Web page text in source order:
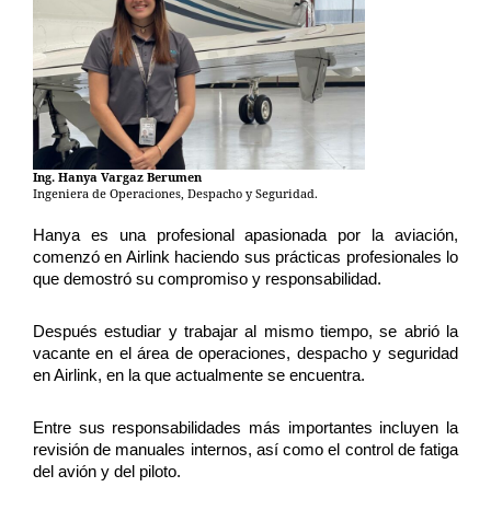
Ing. Hanya Vargaz Berumen
Ingeniera de Operaciones, Despacho y Seguridad.
Hanya es una profesional apasionada por la aviación,
comenzó en Airlink haciendo sus prácticas profesionales lo
que demostró su compromiso y responsabilidad.
Después estudiar y trabajar al mismo tiempo, se abrió la
vacante en el área de operaciones, despacho y seguridad
en Airlink, en la que actualmente se encuentra.
Entre sus responsabilidades más importantes incluyen la
revisión de manuales internos, así como el control de fatiga
del avión y del piloto.